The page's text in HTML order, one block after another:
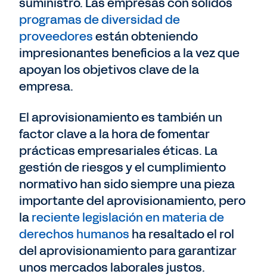
programas de diversidad de
proveedoresestán obteniendo
impresionantes beneficios a la vez que
apoyan los objetivos clave de la
empresa.
El aprovisionamiento es también un
factor clave a la hora de fomentar
prácticas empresariales éticas. La
gestión de riesgos y el cumplimiento
normativo han sido siempre una pieza
importante del aprovisionamiento, pero
lareciente legislación en materia de
derechos humanos ha resaltado el rol
del aprovisionamiento para garantizar
unos mercados laborales justos.